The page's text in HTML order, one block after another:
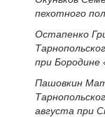
пехотного
Остапенко
при Бородине
Пашовкин
августа при